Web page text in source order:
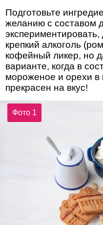
Подготовьте
желанию с составом
крепкий алкоголь
кофейный ликер, но
варианте, когда в
мороженое и орехи в
прекрасен на вкус!
Фото 1